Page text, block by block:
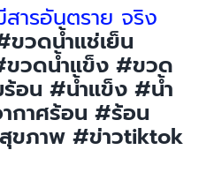
ารอันตราย จริง
ขวดน้ำแช่เย็น
วดน้ำแข็ง #ขวด
อน #น้ำแข็ง #น้ำ
กาศร้อน #ร้อน
ขภาพ #ข่าวtiktok